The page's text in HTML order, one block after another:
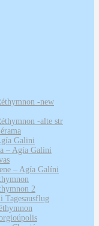
-new
-alte str
Galini
– Agía Galini
– Agía Galíni
2
Tagesausflug